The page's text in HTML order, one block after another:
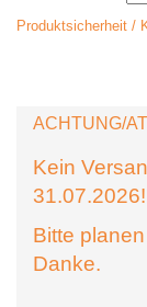
Produktsicherheit /
ACHTUNG/
Kein
Bitte
Danke.